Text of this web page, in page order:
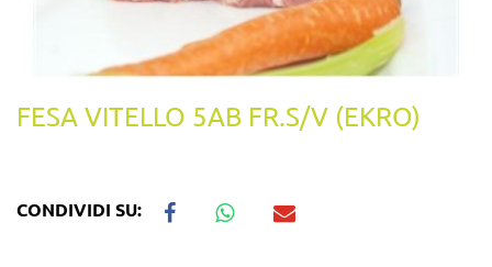
FESA VITELLO 5AB FR.S/V (EKRO)
CONDIVIDI SU: